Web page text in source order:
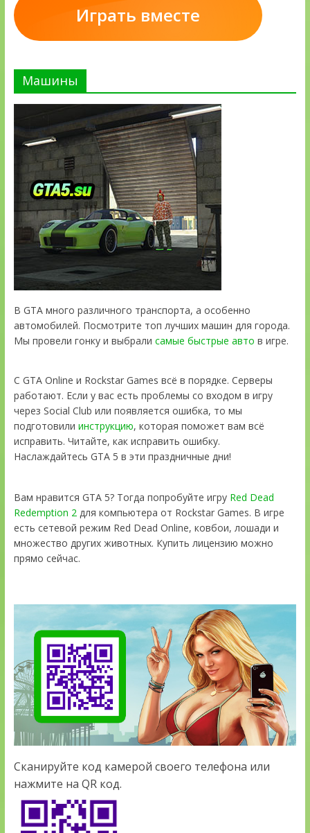
Играть вместе
Машины
В GTA много различного транспорта, а особенно
автомобилей. Посмотрите топ лучших машин для города.
Мы провели гонку и выбрали самые быстрые авто в игре.
С GTA Online и Rockstar Games всё в порядке. Серверы
работают. Если у вас есть проблемы со входом в игру
через Social Club или появляется ошибка, то мы
подготовили инструкцию, которая поможет вам всё
исправить. Читайте, как исправить ошибку.
Наслаждайтесь GTA 5 в эти праздничные дни!
Вам нравится GTA 5? Тогда попробуйте игру Red Dead
Redemption 2для компьютера от Rockstar Games. В игре
есть сетевой режим Red Dead Online, ковбои, лошади и
множество других животных. Купить лицензию можно
прямо сейчас.
Сканируйте код камерой своего телефона или
нажмите на QR код.